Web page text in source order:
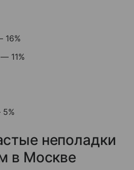
16%
11%
неполадки
в Москве